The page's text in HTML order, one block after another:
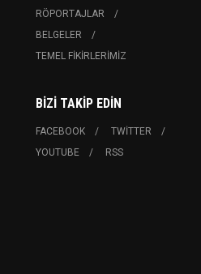
RÖPORTAJLAR
BELGELER
TEMEL FIKIRLERIMIZ
BIZI TAKIP EDIN
FACEBOOK
TWITTER
YOUTUBE
RSS